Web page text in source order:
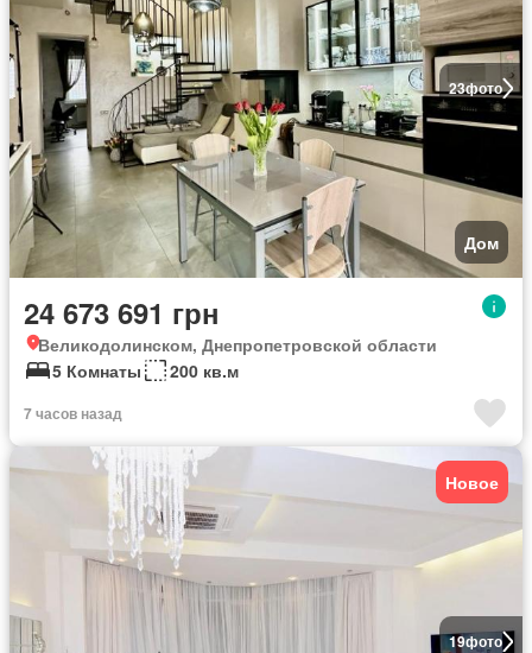
23фото
Дом
24 673 691 грн
Великодолинском, Днепропетровской области
5 Комнаты
200 кв.м
7 часов назад
19фото
Новое